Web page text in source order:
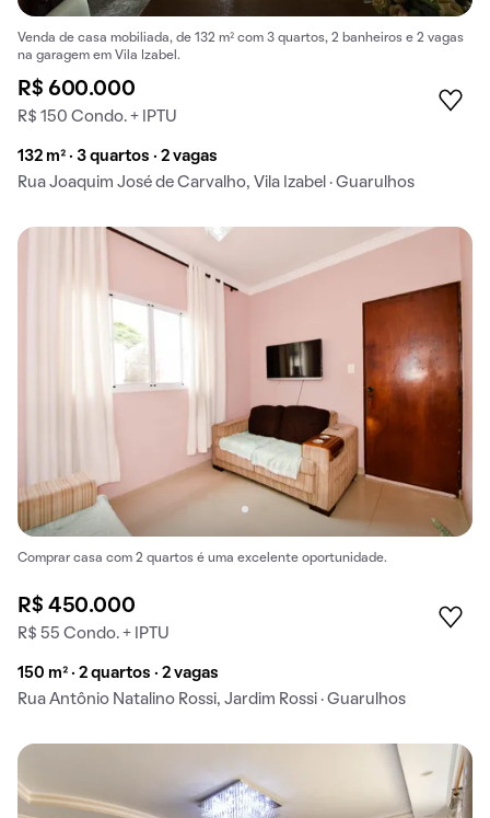
Venda de casa mobiliada, de 132 m² com 3 quartos, 2 banheiros e 2 vagas
na garagem em Vila Izabel.
R$ 600.000
R$ 150 Condo. + IPTU
132 m² · 3 quartos · 2 vagas
Rua Joaquim José de Carvalho, Vila Izabel · Guarulhos
Comprar casa com 2 quartos é uma excelente oportunidade.
R$ 450.000
R$ 55 Condo. + IPTU
150 m² · 2 quartos · 2 vagas
Rua Antônio Natalino Rossi, Jardim Rossi · Guarulhos